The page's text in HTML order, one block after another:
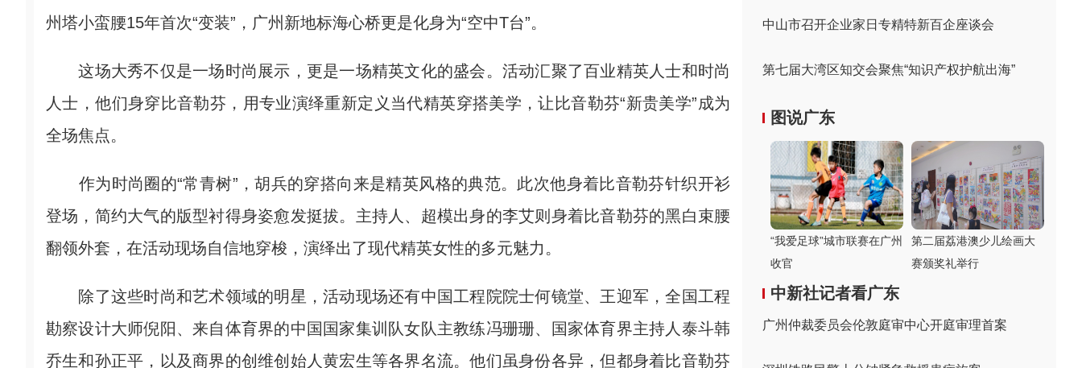
州塔小蛮腰15年首次“变装”，广州新地标海心桥更是化身为“空中T台”。
这场大秀不仅是一场时尚展示，更是一场精英文化的盛会。活动汇聚了百业精英人士和时尚
人士，他们身穿比音勒芬，用专业演绎重新定义当代精英穿搭美学，让比音勒芬“新贵美学”成为
全场焦点。
作为时尚圈的“常青树”，胡兵的穿搭向来是精英风格的典范。此次他身着比音勒芬针织开衫
登场，简约大气的版型衬得身姿愈发挺拔。主持人、超模出身的李艾则身着比音勒芬的黑白束腰
翻领外套，在活动现场自信地穿梭，演绎出了现代精英女性的多元魅力。
除了这些时尚和艺术领域的明星，活动现场还有中国工程院院士何镜堂、王迎军，全国工程
勘察设计大师倪阳、来自体育界的中国国家集训队女队主教练冯珊珊、国家体育界主持人泰斗韩
乔生和孙正平，以及商界的创维创始人黄宏生等各界名流。他们虽身份各异，但都身着比音勒芬
中山市召开企业家日专精特新百企座谈会
第七届大湾区知交会聚焦“知识产权护航出海”
图说广东
“我爱足球”城市联赛在广州
收官
第二届荔港澳少儿绘画大
赛颁奖礼举行
中新社记者看广东
广州仲裁委员会伦敦庭审中心开庭审理首案